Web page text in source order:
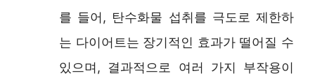
를 들어, 탄수화물 섭취를 극도로 제한하
는 다이어트는 장기적인 효과가 떨어질 수
있으며, 결과적으로 여러 가지 부작용이